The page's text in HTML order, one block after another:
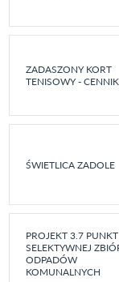
ZADASZONY KORT
TENISOWY - CENNIK
ŚWIETLICA ZADOLE
PROJEKT 3.7 PUNKT
SELEKTYWNEJ
ODPADÓW
KOMUNALNYCH